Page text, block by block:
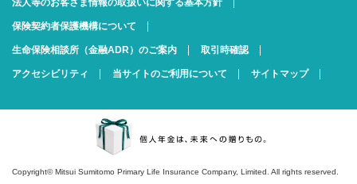
法人等のお客さま情報の取扱いに関する基本方針
保険契約者保護機構について
生命保険相談所（金融ADR）のご案内 取引時確認
アクセシビリティ 当サイトのご利用について サイトマップ
Copyright© Mitsui Sumitomo Primary Life Insurance Company, Limited. All rights reserved.